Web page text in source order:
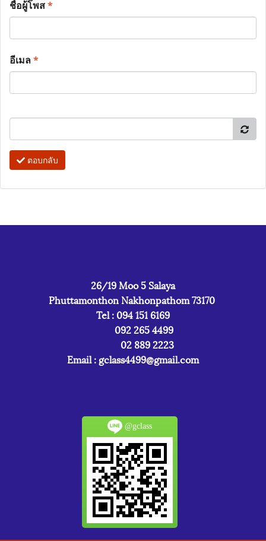
ชื่อผู้โพส*
อีเมล*
ตอบกลับ
26/19 Moo 5 Salaya
Phuttamonthon Nakhonpathom 73170
Tel : 094 151 6169
092 265 4499
02 889 2223
Email : gclass4499@gmail.com
@gclass